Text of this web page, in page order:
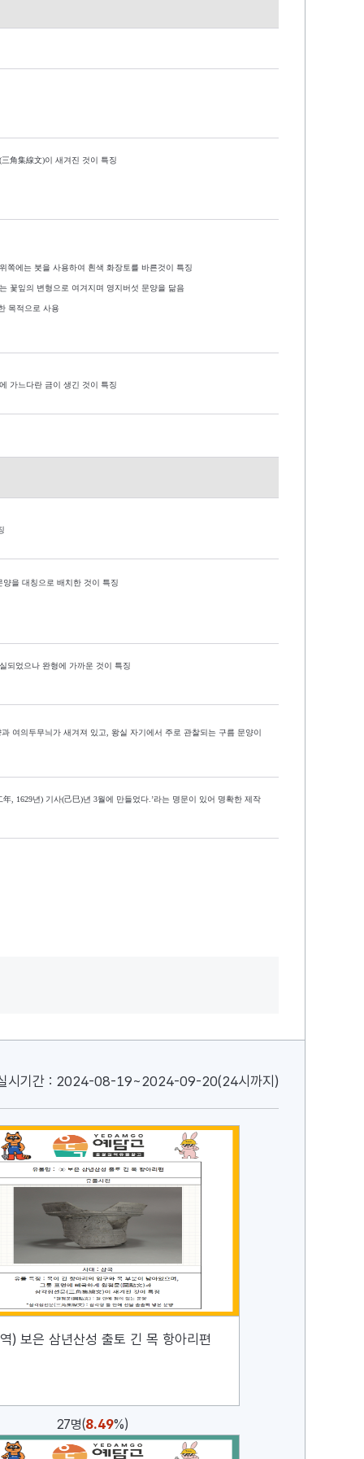
(三角集線文)이 새겨진 것이 특징
쪽에는 붓을 사용하여 흰색 화장토를 바른것이 특징
꽃잎의 변형으로 여겨지며 영지버섯 문양을 닮음
목적으로 사용
가느다란 금이 생긴 것이 특징
양을 대칭으로 배치한 것이 특징
되었으나 완형에 가까운 것이 특징
과 여의두무늬가 새겨져 있고 왕실 자기에서 주로 관찰되는 구름 문양이
年 , 1629년) 기사(己巳)년 3월에 만들었다 .’라는 명문이 있어 명확한 제작
시기간 : 2024-08-19~2024-09-20(24시까지)
) 보은 삼년산성 출토 긴 목 항아리편
27명(8.49%)